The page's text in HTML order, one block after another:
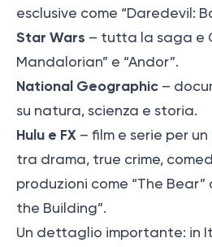
esclusive come “Daredevil:
Star Wars – tutta la saga e
Mandalorian” e “Andor”.
National Geographic –
su natura, scienza e storia.
Hulu e FX – film e serie per
tra drama, true crime,
produzioni come “The Bear”
the Building”.
Un dettaglio importante: in